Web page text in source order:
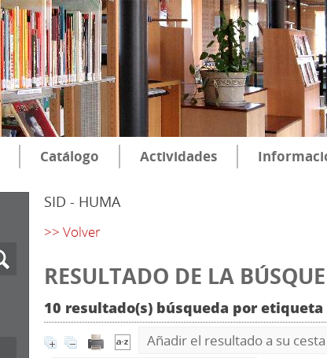
Catálogo Actividades
SID - HUMA
>> Volver
RESULTADO DE LA
10 resultado(s) búsqueda por etiqueta
Añadir el resultado a su cesta